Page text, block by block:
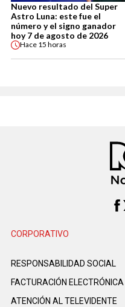
Nuevo resultado del Super
Astro Luna: este fue el
número y el signo ganador
hoy 7 de agosto de 2026
Hace 15 horas
CORPORATIVO
RESPONSABILIDAD SOCIAL
FACTURACIÓN ELECTRÓNICA
ATENCIÓN AL TELEVIDENTE